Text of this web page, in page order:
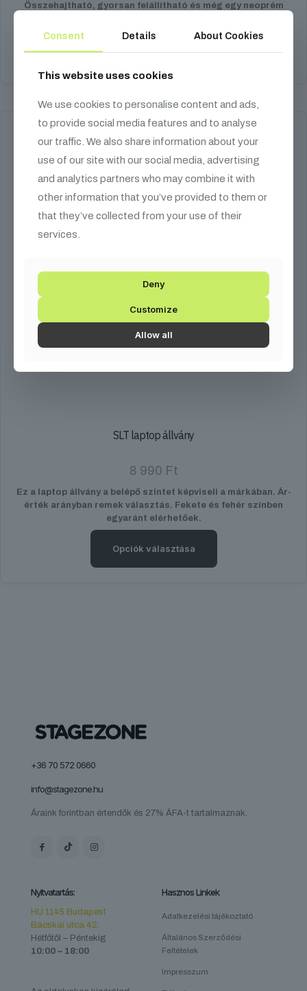
Összehajtható, gyorsan felállítható és még egy neoprém
SLT laptop állvány
8 990 Ft
Ez a laptop állvány a belépő szintet képviseli a márkában. Ár-
érték arányban remek választás. Fekete és fehér színben
egyaránt elérhetőek.
Opciók választása
+36 70 572 0660
info@stagezone.hu
Áraink forintban értendők és 27% ÁFA-t tartalmaznak.
Nyitvatartás:
HU 1145 Budapest
Bácskai utca 42.
Hétfőtől – Péntekig
10:00 – 18:00
Hasznos Linkek
Adatkezelési tájékoztató
Általános Szerződési
Feltételek
Impresszum
Consent Details About Cookies
This website uses cookies
We use cookies to personalise content and ads,
to provide social media features and to analyse
our traffic. We also share information about your
use of our site with our social media, advertising
and analytics partners who may combine it with
other information that you’ve provided to them or
that they’ve collected from your use of their
services.
Deny
Customize
Allow all